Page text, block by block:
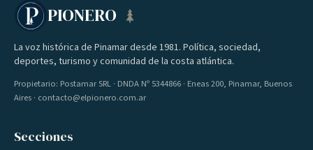
PIONERO
La voz histórica de Pinamar desde 1981. Política, sociedad,
deportes, turismo y comunidad de la costa atlántica.
Propietario: Postamar SRL · DNDA Nº 5344866 · Eneas 200, Pinamar, Buenos
Aires · contacto@elpionero.com.ar
Secciones